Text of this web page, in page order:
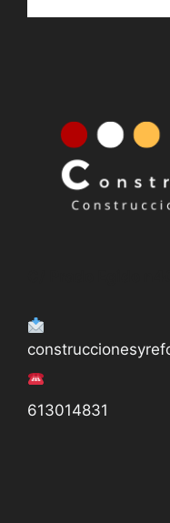
De Lunes a
y de
613014831